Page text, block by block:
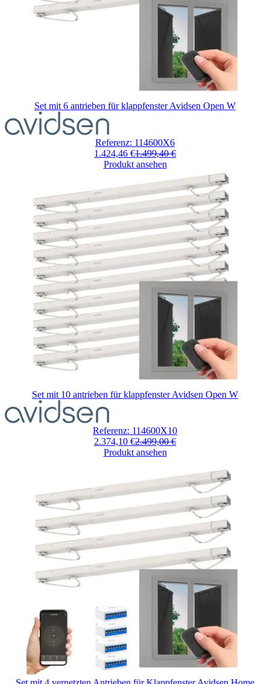
Set mit 6 antrieben für klappfenster Avidsen Open W
hängt
von
den
auf
Produktseite
gewählten
Optionen
Referenz: 114600X6
1.424,46 €1.499,40 €
Produkt ansehen
Set mit 10 antrieben für klappfenster Avidsen Open W
hängt
von
den
auf
Produktseite
gewählten
Optionen
Referenz: 114600X10
2.374,10 €2.499,00 €
Produkt ansehen